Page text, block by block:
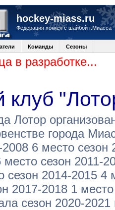
hockey-miass.ru
Федерация хоккея с шайбой г.Миасса
Команды Сезоны
в разработке...
клуб
Лотор
города
6 место
место сезон 2011-
сезон 2014-2015 4
2017-2018 1
сезон 2020-